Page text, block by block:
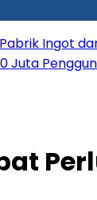
Ingot
Juta